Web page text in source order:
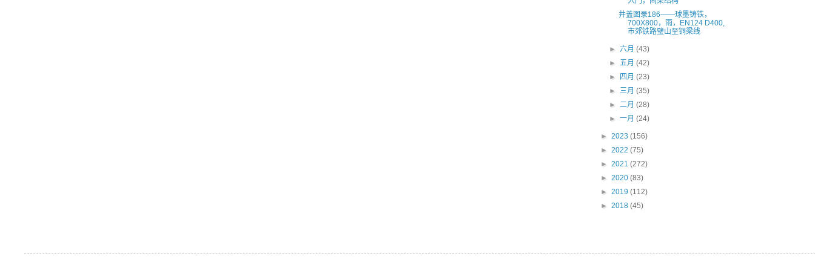
井盖图录186——球墨铸铁，
700X800，雨，EN124 D400,
市郊铁路璧山至铜梁线
►六月(43)
►五月(42)
►
四月(23)
►三月(35)
►二月(28)
►一月(24)
► 2023 (156)
► 2022 (75)
► 2021 (272)
► 2020 (83)
► 2019 (112)
► 2018 (45)